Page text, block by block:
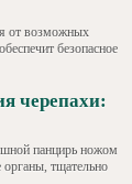
от возможных
безопасное
черепахи:
панцирь ножом
тщательно